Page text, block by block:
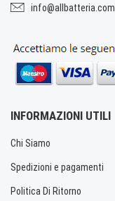
info@allbatteria.com
INFORMAZIONI UTILI
Chi Siamo
Spedizioni e pagamenti
Politica Di Ritorno